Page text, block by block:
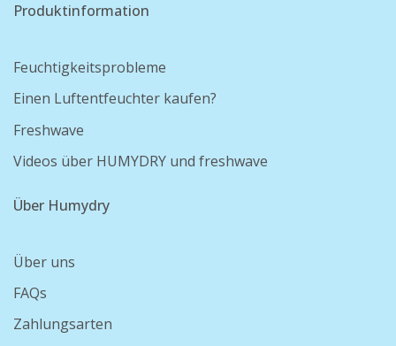
Produktinformation
Feuchtigkeitsprobleme
Einen Luftentfeuchter kaufen?
Freshwave
Videos über HUMYDRY und freshwave
Über Humydry
Über uns
FAQs
Zahlungsarten